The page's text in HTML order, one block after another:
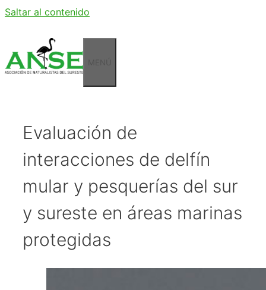
Saltar al contenido
Evaluación de
interacciones de delfín
mular y pesquerías del sur
y sureste en áreas marinas
protegidas